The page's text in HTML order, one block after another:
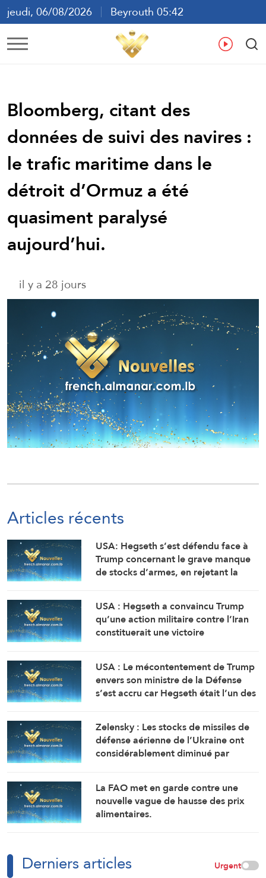
jeudi, 06/08/2026
Beyrouth 05:42
ع
Bloomberg, citant des
données de suivi des navires :
le trafic maritime dans le
détroit d’Ormuz a été
quasiment paralysé
aujourd’hui.
il y a 28 jours
Articles récents
USA: Hegseth s’est défendu face à
Trump concernant le grave manque
de stocks d’armes, en rejetant la
Post, citant deux sources)
USA : Hegseth a convaincu Trump
qu’une action militaire contre l’Iran
constituerait une victoire
(Washington Post, citant des
responsables)
USA : Le mécontentement de Trump
envers son ministre de la Défense
s’est accru car Hegseth était l’un des
militaire contre l’Iran ( Washington
Post, citant des responsables)
Zelensky : Les stocks de missiles de
défense aérienne de l’Ukraine ont
considérablement diminué par
La FAO met en garde contre une
nouvelle vague de hausse des prix
alimentaires.
Derniers articles Urgent